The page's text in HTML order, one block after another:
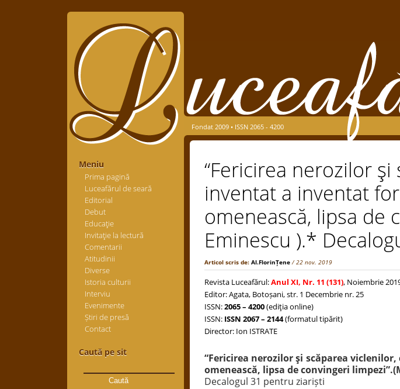
Meniu
Prima pagină
Luceafărul de seară
Editorial
Debut
Educaţie
Invitaţie la lectură
Comentarii
Atitudinii
Diverse
Istoria culturii
Interviu
Evenimente
Știri de presă
Contact
Caută pe sit
după:
Fondat 2009 • ISSN 2065 - 4200
“Fericirea nerozilor
inventat a inventat
omenească, lipsa de
Eminescu ).*
Articol scris de: Al.FlorinȚene / 22 nov. 2019
Revista Luceafărul:Anul XI, Nr. 11 (131), Noiembrie
Editor: Agata, Botoșani, str. 1 Decembrie nr. 25
ISSN:2065 – 4200(ediţia online)
ISSN: ISSN 2067 – 2144(formatul tipărit)
Director: Ion ISTRATE
“Fericirea nerozilor şi scăparea
omenească, lipsa de convingeri limpezi”.
Decalogul 31 pentru ziariști